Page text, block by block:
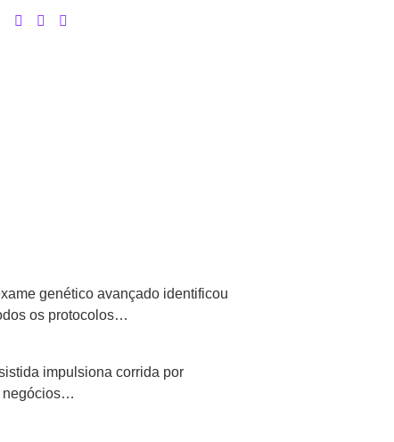
genético avançado identificou
os protocolos…
impulsiona corrida por
negócios…